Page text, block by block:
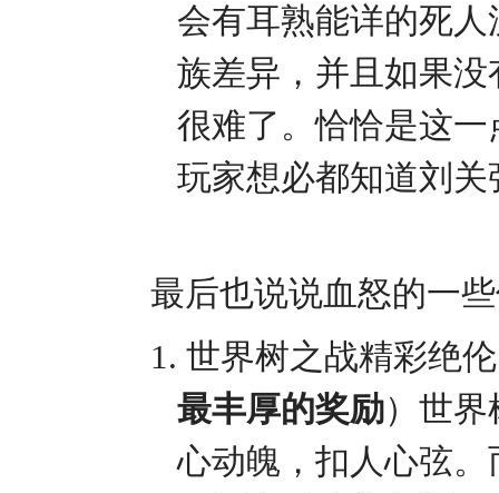
会有耳熟能详的死
族差异，并且如果
很难了。恰恰是这
玩家想必都知道刘
最后也说说血怒的一
1. 世界树之战精彩绝
最丰厚的奖励）世
心动魄，扣人心弦